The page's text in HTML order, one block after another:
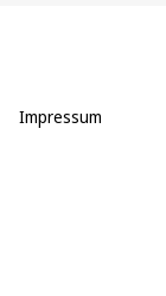
Impressum